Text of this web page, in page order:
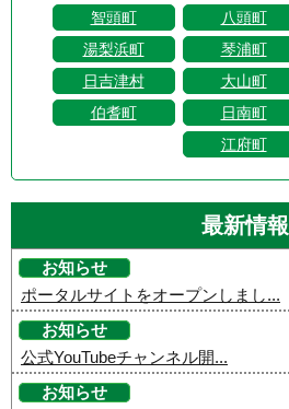
智頭町
八頭町
湯梨浜町
琴浦町
日吉津村
大山町
伯耆町
日南町
江府町
最新情報
お知らせ
ポータルサイトをオープンしまし...
お知らせ
公式YouTubeチャンネル開...
お知らせ